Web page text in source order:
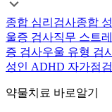
종합 심리검사종합
울증 검사직무 스트
증 검사우울 유형 검
성인 ADHD 자가점검
약물치료 바로알기